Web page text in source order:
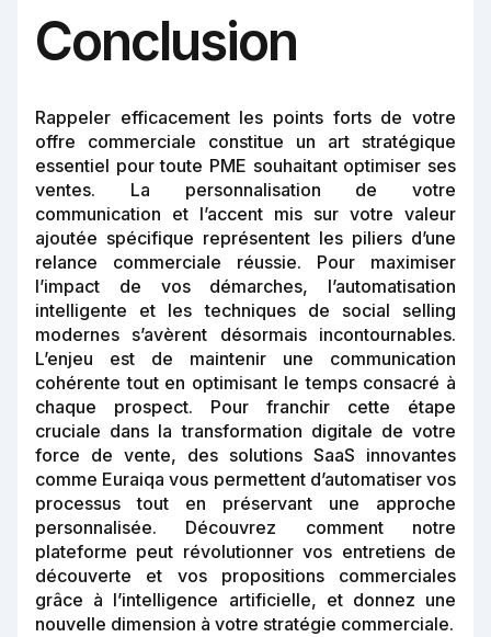
Conclusion
Rappeler efficacement les points forts de votre
offre commerciale constitue un art stratégique
essentiel pour toute PME souhaitant optimiser ses
ventes. La personnalisation de votre
communication et l’accent mis sur votre valeur
ajoutée spécifique représentent les piliers d’une
relance commerciale réussie. Pour maximiser
l’impact de vos démarches, l’automatisation
intelligente et les techniques de social selling
modernes s’avèrent désormais incontournables.
L’enjeu est de maintenir une communication
cohérente tout en optimisant le temps consacré à
chaque prospect. Pour franchir cette étape
cruciale dans la transformation digitale de votre
force de vente, des solutions SaaS innovantes
comme Euraiqa vous permettent d’automatiser vos
processus tout en préservant une approche
personnalisée. Découvrez comment notre
plateforme peut révolutionner vos entretiens de
découverte et vos propositions commerciales
grâce à l’intelligence artificielle, et donnez une
nouvelle dimension à votre stratégie commerciale.